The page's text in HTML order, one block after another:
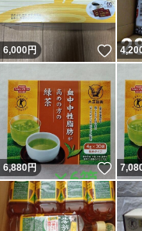
6,000円 い
6,880円 い